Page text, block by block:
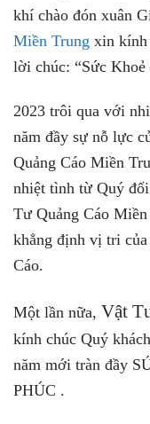
khí chào đón xuân
Miền Trung xin kính
lời chúc: “Sức
2023 trôi qua với
năm đầy sự nỗ lực
Quảng Cáo Miền
nhiệt tình từ Quý
Tư Quảng Cáo
khẳng định vị tri
Cáo.
Một lần nữa, Vật
kính chúc Quý
năm mới tràn đầy
PHÚC .